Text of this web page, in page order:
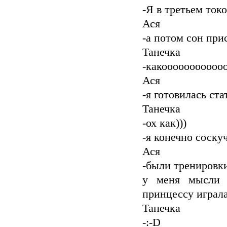
-Я в третьем
Ася
-а потом сон
Танечка
-
Ася
-я готовилась
Танечка
-ох как)))
-я конечно
Ася
-были
у меня мысли
принцессу
Танечка
-:-D